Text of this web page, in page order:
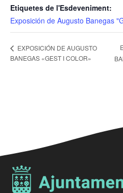
Etiquetes de l'Esdeveniment:
Exposición de Augusto Banegas
EXPOSICIÓN DE AUGUSTO
BANEGAS «GEST I COLOR»